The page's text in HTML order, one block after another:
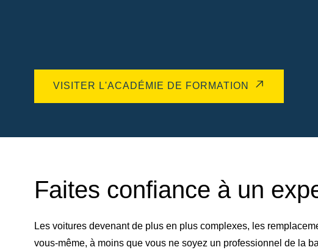
VISITER L'ACADÉMIE DE FORMATION
Faites confiance à un
Les voitures devenant de plus en plus complexes, les
vous-même, à moins que vous ne soyez un professionnel de la